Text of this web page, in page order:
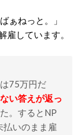
ぁねっと。」
しています。
75万円だ
い答えが返っ
。するとNP
いのまま雇